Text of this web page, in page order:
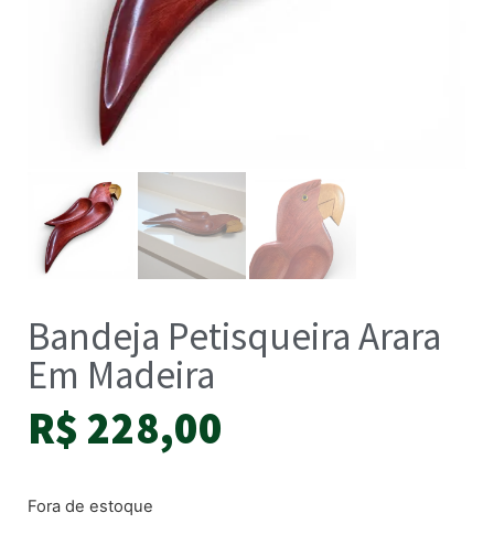
Bandeja Petisqueira Arara
Em Madeira
R$ 228,00
Fora de estoque